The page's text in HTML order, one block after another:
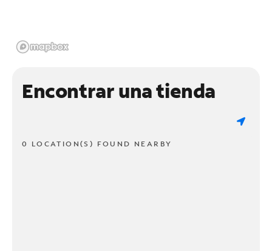
Encontrar una tienda
0 LOCATION(S) FOUND NEARBY